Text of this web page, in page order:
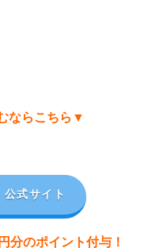
ならこちら▼
公式サイト
分のポイント付与！